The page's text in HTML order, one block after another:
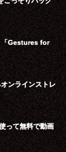
「Gestures for
ンラインストレ
って無料で動画